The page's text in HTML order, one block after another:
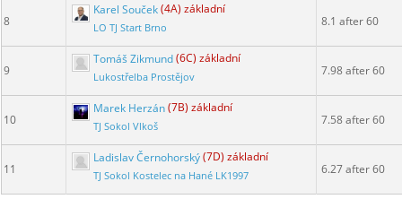
8
Karel Souček(4A) základní
LO TJ Start Brno 8.1 after 60
9
Tomáš Zikmund(6C) základní
Lukostřelba Prostějov 7.98 after 60
10
Marek Herzán(7B) základní
TJ Sokol Vlkoš 7.58 after 60
11
Ladislav Černohorský(7D) základní
TJ Sokol Kostelec na Hané LK1997 6.27 after 60